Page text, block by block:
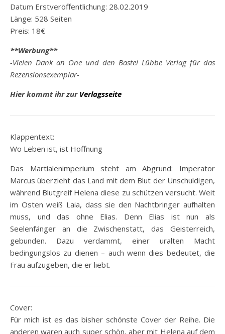
Datum Erstveröffentlichung: 28.02.2019
Länge: 528 Seiten
Preis: 18€
**Werbung**
-Vielen Dank an One und den Bastei Lübbe Verlag für das
Rezensionsexemplar-
Hier kommt ihr zur Verlagsseite
Klappentext:
Wo Leben ist, ist Hoffnung
Das Martialenimperium steht am Abgrund: Imperator
Marcus überzieht das Land mit dem Blut der Unschuldigen,
während Blutgreif Helena diese zu schützen versucht. Weit
im Osten weiß Laia, dass sie den Nachtbringer aufhalten
muss, und das ohne Elias. Denn Elias ist nun als
Seelenfänger an die Zwischenstatt, das Geisterreich,
gebunden. Dazu verdammt, einer uralten Macht
bedingungslos zu dienen – auch wenn dies bedeutet, die
Frau aufzugeben, die er liebt.
Cover:
Für mich ist es das bisher schönste Cover der Reihe. Die
anderen waren auch super schön, aber mit Helena auf dem